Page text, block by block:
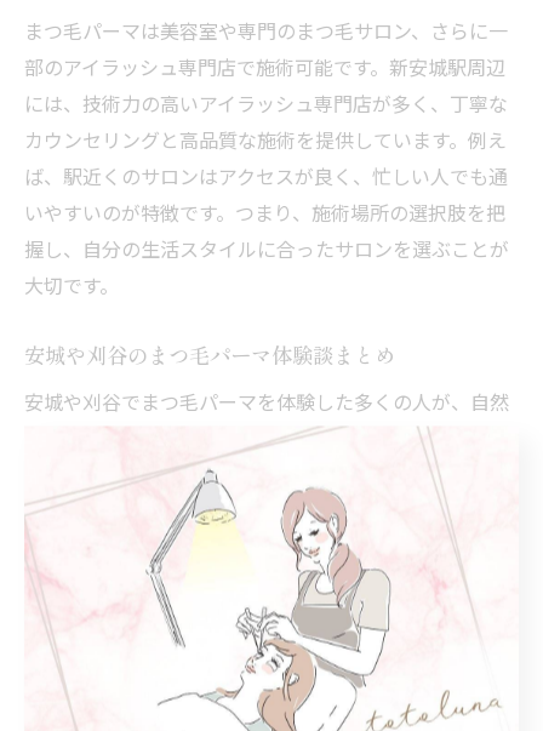
まつ毛パーマは美容室や専門のまつ毛サロン、さらに一
部のアイラッシュ専門店で施術可能です。新安城駅周辺
には、技術力の高いアイラッシュ専門店が多く、丁寧な
カウンセリングと高品質な施術を提供しています。例え
ば、駅近くのサロンはアクセスが良く、忙しい人でも通
いやすいのが特徴です。つまり、施術場所の選択肢を把
握し、自分の生活スタイルに合ったサロンを選ぶことが
大切です。
安城や刈谷のまつ毛パーマ体験談まとめ
安城や刈谷でまつ毛パーマを体験した多くの人が、自然
なカールと持続力の高さを評価しています。理由は、地
域のサロンが最新技術を導入し、個々のまつ毛の状態に
合わせた施術を行っているからです。例えば、口コミで
は「ダメージが少なく、目元がぱっちり見える」との声
が多く見られます。結論として、これらの体験談は信頼
できるサロン選びの参考になるでしょう。
まつ毛の状態に合うパーマの相談方法